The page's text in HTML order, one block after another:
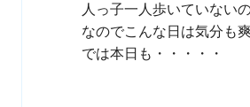
人っ子一人歩いていない
なのでこんな日は気分も
では本日も・・・・・